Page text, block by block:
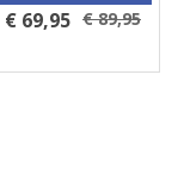
€ 69,95 € 89,95